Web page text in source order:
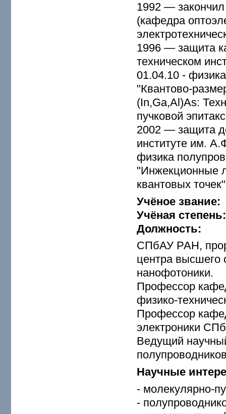
1992 — закончил
(кафедра
1996 — защита
техническом
01.04.10 -
"Квантово-
(In,Ga,Al)As:
пучковой
2002 — защита
институте им.
физика
"Инжекционные
квантовых
Учёное звание:
Учёная
Должность:
СПбАУ РАН,
центра высшего
нанофотоники.
Профессор
физико-
Профессор
электроники
Ведущий
Научные
- молекулярно-
-